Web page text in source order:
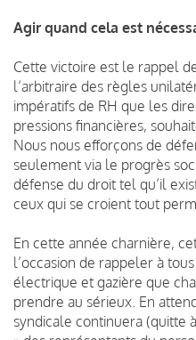
Agir quand cela est
Cette victoire est le rappel
l’arbitraire des règles
impératifs de RH que les
pressions financières,
Nous nous efforçons de
seulement via le progrès
défense du droit tel qu’il
ceux qui se croient tout
En cette année charnière,
l’occasion de rappeler à
électrique et gazière que
prendre au sérieux. En
syndicale continuera (quitte